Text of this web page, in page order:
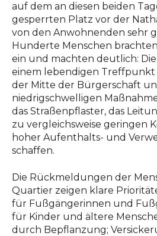
auf dem an diesen beiden
gesperrten Platz vor der
von den Anwohnenden sehr
Hunderte Menschen
ein und machten deutlich:
einem lebendigen Treffpunkt
der Mitte der Bürgerschaft
niedrigschwelligen
das Straßenpflaster, das
zu vergleichsweise geringen
hoher Aufenthalts- und
schaffen.
Die Rückmeldungen der
Quartier zeigen klare
für Fußgängerinnen und
für Kinder und ältere
durch Bepflanzung;